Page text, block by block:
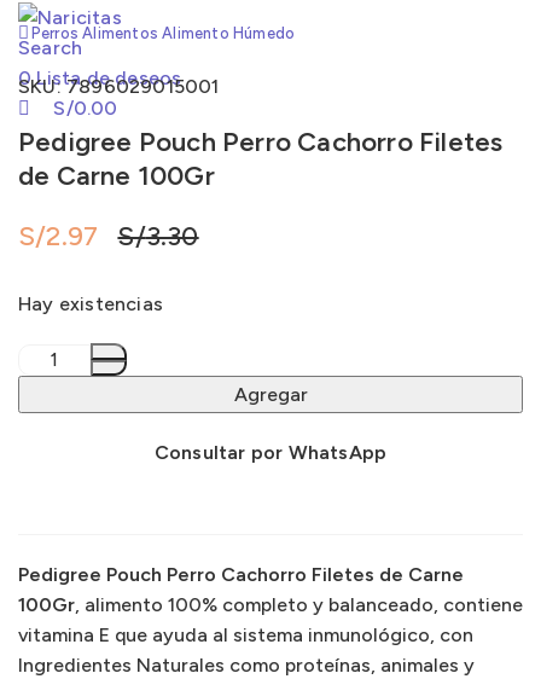
Search
0Lista de deseos
S/0.00
PerrosAlimentosAlimento Húmedo
SKU:7896029015001
Pedigree Pouch Perro Cachorro Filetes
de Carne 100Gr
S/3.30
S/2.97
Hay existencias
Pedigree
Pouch
Perro
100Gr
cantidad
Agregar
Consultar por WhatsApp
Pedigree Pouch Perro Cachorro Filetes de Carne
100Gr, alimento 100% completo y balanceado, contiene
vitamina E que ayuda al sistema inmunológico, con
Ingredientes Naturales como proteínas, animales y